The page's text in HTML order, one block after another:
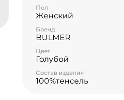
Пол
Женский
Бренд
BULMER
Цвет
Голубой
Состав изделия
100%тенсель